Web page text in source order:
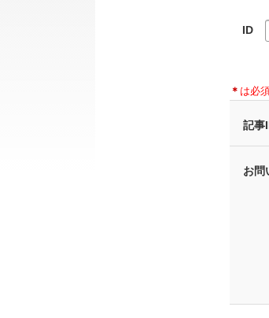
ID
＊ は必
記事
お問